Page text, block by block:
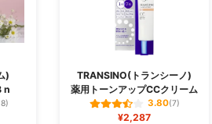
)
n
TRANSINO(トランシーノ)
薬用トーンアップCCクリーム
3.80(7)
¥2,287